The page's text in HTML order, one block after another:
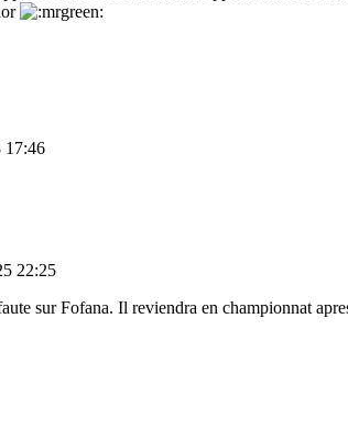
17:46
22:25
sur Fofana. Il reviendra en championnat